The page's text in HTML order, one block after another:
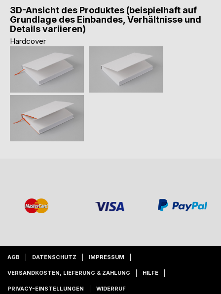
3D-Ansicht des Produktes (beispielhaft auf
Grundlage des Einbandes, Verhältnisse und
Details variieren)
Hardcover
AGB DATENSCHUTZ IMPRESSUM
VERSANDKOSTEN, LIEFERUNG & ZAHLUNG HILFE
PRIVACY-EINSTELLUNGEN WIDERRUF